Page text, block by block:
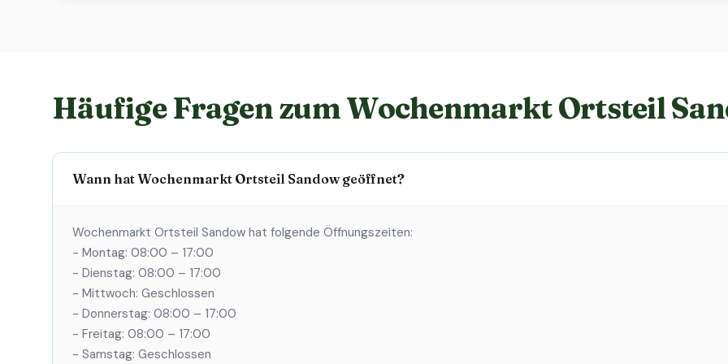
Häufige Fragen zum Wochenmarkt Ortsteil
Wann hat Wochenmarkt Ortsteil Sandow geöffnet?
Wochenmarkt Ortsteil Sandow hat folgende Öffnungszeiten:
- Montag: 08:00 – 17:00
- Dienstag: 08:00 – 17:00
- Mittwoch: Geschlossen
- Donnerstag: 08:00 – 17:00
- Freitag: 08:00 – 17:00
- Samstag: Geschlossen